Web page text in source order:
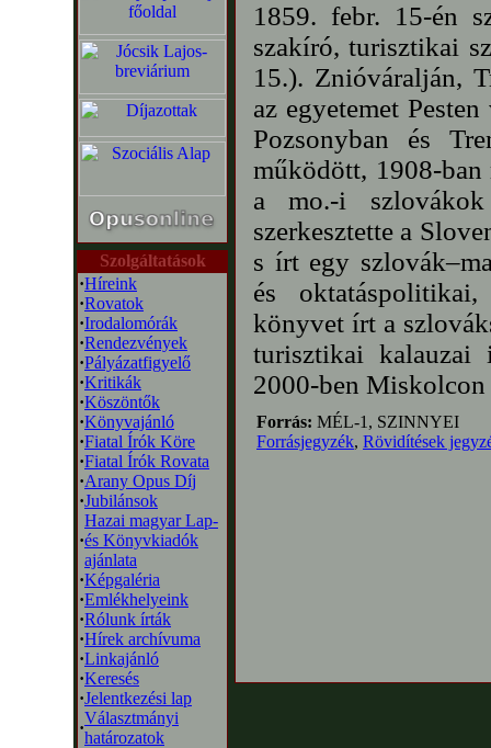
Szolgáltatások
·Híreink
·Rovatok
·Irodalomórák
·Rendezvények
·Pályázatfigyelő
·Kritikák
·Köszöntők
·Könyvajánló
·Fiatal Írók Köre
·Fiatal Írók Rovata
·Arany Opus Díj
·Jubilánsok
·
Hazai magyar Lap-
és Könyvkiadók
ajánlata
·Képgaléria
·Emlékhelyeink
·Rólunk írták
·Hírek archívuma
·Linkajánló
·Keresés
·Jelentkezési lap
·
Választmányi
határozatok
1859. febr. 15-én
szakíró, turisztikai
15.). Znióváralján,
az egyetemet
Pozsonyban és
működött, 1908-
a mo.-i
szerkesztette a
s írt egy
és
könyvet írt a
turisztikai kalauzai
2000-ben
Forrás: MÉL-1, SZINNYEI
Forrásjegyzék, Rövidítések